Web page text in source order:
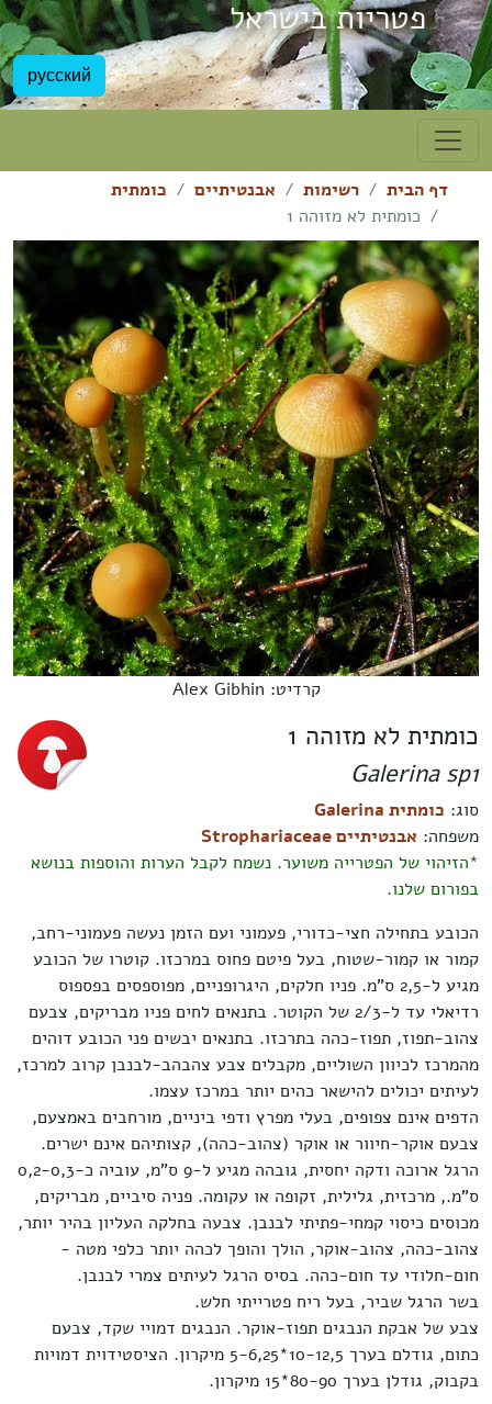
פטריות בישראל
русский
דף הבית רשימות אבנטיתיים
כומתית
כומתית לא מזוהה 1
קרדיט: Alex Gibhin
כומתית לא מזוהה 1
Galerina sp1
סוג:כומתית Galerina
משפחה:אבנטיתיים Strophariaceae
*הזיהוי של הפטרייה משוער. נשמח לקבל הערות והוספות בנושא
בפורום שלנו.
הכובע בתחילה חצי-כדורי, פעמוני ועם הזמן נעשה פעמוני-רחב,
קמור או קמור-שטוח, בעל פיטם פחוס במרכזו. קוטרו של הכובע
מגיע ל-2,5 ס"מ. פניו חלקים, היגרופניים, מפוספסים בפספוס
רדיאלי עד ל-2/3 של הקוטר. בתנאים לחים פניו מבריקים, צבעם
צהוב-תפוז, תפוז-כהה בתרכזו. בתנאים יבשים פני הכובע דוהים
מהמרכז לכיוון השוליים, מקבלים צבע צהבהב-לבנבן קרוב למרכז,
לעיתים יכולים להישאר כהים יותר במרכז עצמו.
הדפים אינם צפופים, בעלי מפרץ ודפי ביניים, מורחבים באמצעם,
צבעם אוקר-חיוור או אוקר (צהוב-כהה), קצותיהם אינם ישרים.
הרגל ארוכה ודקה יחסית, גובהה מגיע ל-9 ס"מ, עוביה כ-0,2-0,3
ס"מ., מרכזית, גלילית, זקופה או עקומה. פניה סיביים, מבריקים,
מכוסים כיסוי קמחי-פתיתי לבנבן. צבעה בחלקה העליון בהיר יותר,
צהוב-כהה, צהוב-אוקר, הולך והופך לכהה יותר כלפי מטה -
חום-חלודי עד חום-כהה. בסיס הרגל לעיתים צמרי לבנבן.
בשר הרגל שביר, בעל ריח פטרייתי חלש.
צבע של אבקת הנבגים תפוז-אוקר. הנבגים דמויי שקד, צבעם
כתום, גודלם בערך 10-12,5*5-6,25 מיקרון. הציסטידוית דמויות
בקבוק, גודלן בערך 80-90*15 מיקרון.